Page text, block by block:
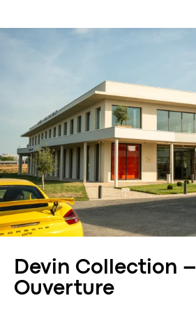
Devin Collection –
Ouverture